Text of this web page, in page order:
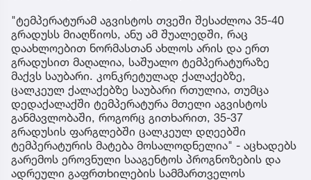
"ტემპერატურამ აგვისტოს თვეში შესაძლოა 35-40
გრადუსს მიაღწიოს, ანუ ამ შუალედში, რაც
დაახლოებით ნორმასთან ახლოს არის და ერთ
გრადუსით მაღალია, საშუალო ტემპერატურაზე
მაქვს საუბარი. კონკრეტულად ქალაქებზე,
ცალკეულ ქალაქებზე საუბარი რთულია, თუმცა
დედაქალაქში ტემპერატურა მთელი აგვისტოს
განმავლობაში, როგორც გითხარით, 35-37
გრადუსის ფარგლებში ცალკეულ დღეებში
ტემპერატურის მატება მოსალოდნელია" - აცხადებს
გარემოს ეროვნული სააგენტოს პროგნოზების და
ადრეული გაფრთხილების სამმართველოს